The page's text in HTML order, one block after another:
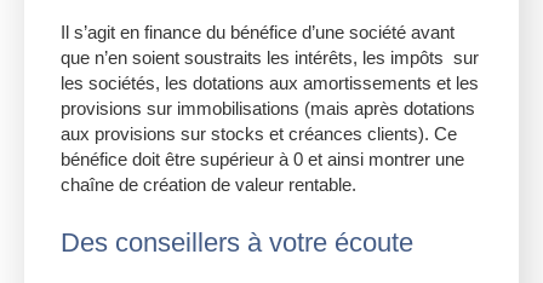
Il s’agit en finance du bénéfice d’une société avant
que n’en soient soustraits les intérêts, les impôts sur
les sociétés, les dotations aux amortissements et les
provisions sur immobilisations (mais après dotations
aux provisions sur stocks et créances clients). Ce
bénéfice doit être supérieur à 0 et ainsi montrer une
chaîne de création de valeur rentable.
Des conseillers à votre écoute